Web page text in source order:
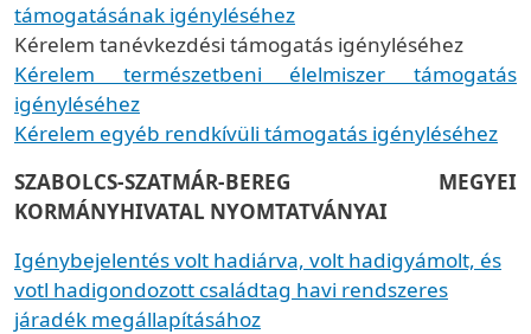
támogatásának igényléséhez
Kérelem tanévkezdési támogatás igényléséhez
Kérelem természetbeni élelmiszer támogatás
igényléséhez
Kérelem egyéb rendkívüli támogatás igényléséhez
SZABOLCS-SZATMÁR-BEREG MEGYEI
KORMÁNYHIVATAL NYOMTATVÁNYAI
Igénybejelentés volt hadiárva, volt hadigyámolt, és
votl hadigondozott családtag havi rendszeres
járadék megállapításához